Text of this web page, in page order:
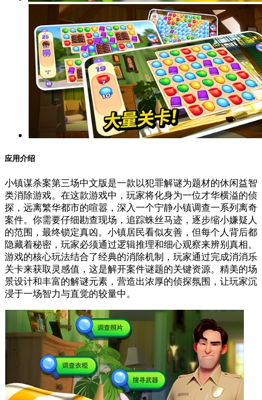
应用介绍
小镇谋杀案第三场中文版是一款以犯罪解谜为题材的休闲益智
类消除游戏。在这款游戏中，玩家将化身为一位才华横溢的侦
探，远离繁华都市的喧嚣，深入一个宁静小镇调查一系列离奇
案件。你需要仔细勘查现场，追踪蛛丝马迹，逐步缩小嫌疑人
的范围，最终锁定真凶。小镇居民看似友善，但每个人背后都
隐藏着秘密，玩家必须通过逻辑推理和细心观察来辨别真相。
游戏的核心玩法结合了经典的消除机制，玩家通过完成消消乐
关卡来获取灵感值，这是解开案件谜题的关键资源。精美的场
景设计和丰富的解谜元素，营造出浓厚的侦探氛围，让玩家沉
浸于一场智力与直觉的较量中。